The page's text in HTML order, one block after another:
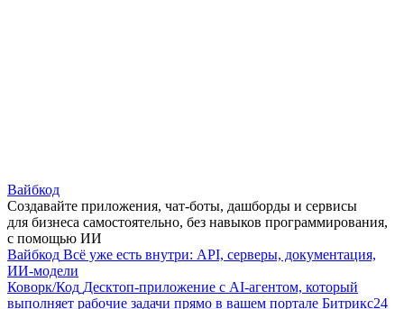
Вайбкод
Создавайте приложения, чат-боты, дашборды и сервисы
для бизнеса самостоятельно, без навыков программирования,
с помощью ИИ
Вайбкод Всё уже есть внутри: API, серверы, документация,
ИИ-модели
Коворк/Код Десктоп-приложение с AI-агентом, который
выполняет рабочие задачи прямо в вашем портале Битрикс24